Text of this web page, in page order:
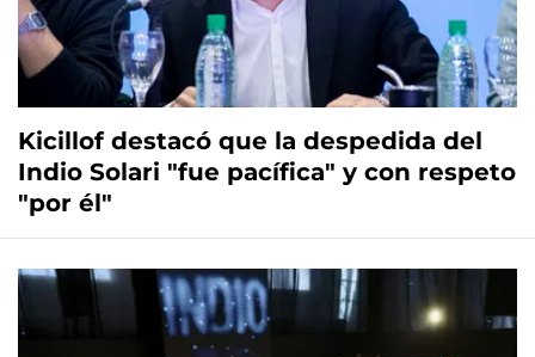
Kicillof destacó que la despedida del
Indio Solari "fue pacífica" y con respeto
"por él"